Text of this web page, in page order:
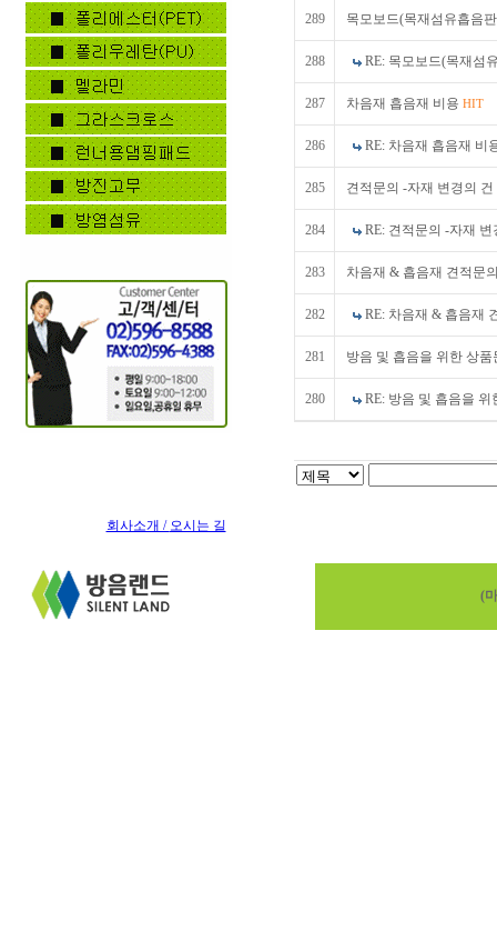
289 목모보드(목재섬유흡음
288 RE: 목모보드(목재섬
287 차음재 흡음재 비용 HIT
286 RE: 차음재 흡음재 비
285 견적문의 -자재 변경의 건
284 RE: 견적문의 -자재
283 차음재 & 흡음재 견적문
282 RE: 차음재 & 흡음재
281 방음 및 흡음을 위한 상
280 RE: 방음 및 흡음을
회사소개 / 오시는 길
(